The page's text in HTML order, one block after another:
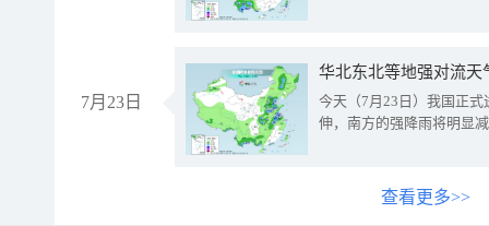
7月23日
华北东北等地强对流天
今天（7月23日）我国正
伸，南方的强降雨将明显
查看更多>>